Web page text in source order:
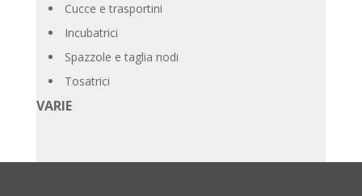
Cucce e trasportini
Incubatrici
Spazzole e taglia nodi
Tosatrici
VARIE